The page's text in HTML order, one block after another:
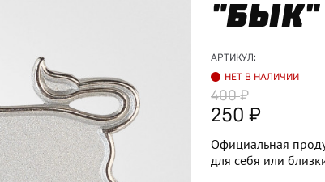
"БЫК"
АРТИКУЛ:
НЕТ В НАЛИЧИИ
400
250
Официальная
для себя или